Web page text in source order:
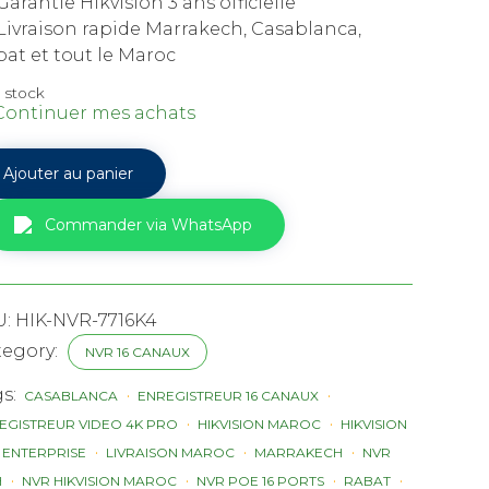
rapide Marrakech, Casablanca,
et tout le Maroc
stock
mes achats
Ajouter au panier
Commander via WhatsApp
HIK-NVR-7716K4
NVR 16 CANAUX
CASABLANCA
ENREGISTREUR 16 CANAUX
VIDEO 4K PRO
HIKVISION MAROC
HIKVISION
LIVRAISON MAROC MARRAKECH
NVR
NVR HIKVISION MAROC NVR POE 16 PORTS
RABAT